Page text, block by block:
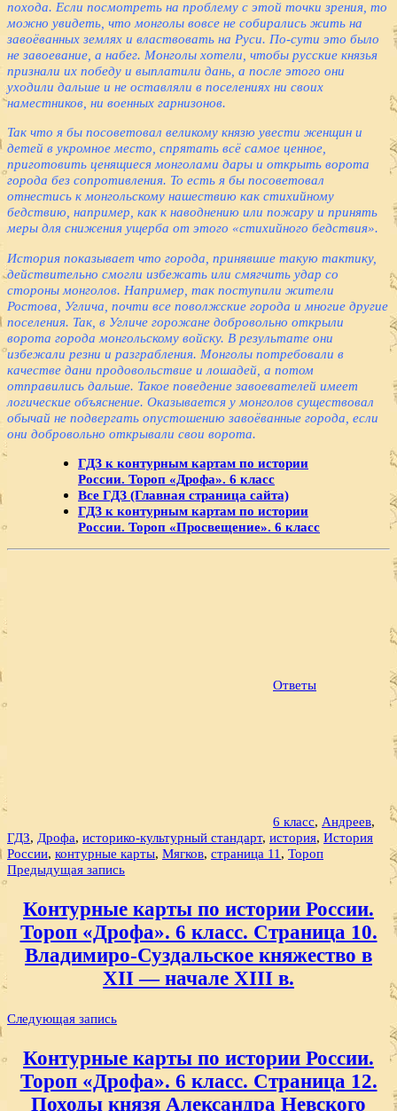
похода. Если посмотреть на проблему с этой точки зрения, то
можно увидеть, что монголы вовсе не собирались жить на
завоёванных землях и властвовать на Руси. По-сути это было
не завоевание, а набег. Монголы хотели, чтобы русские князья
признали их победу и выплатили дань, а после этого они
уходили дальше и не оставляли в поселениях ни своих
наместников, ни военных гарнизонов.
Так что я бы посоветовал великому князю увести женщин и
детей в укромное место, спрятать всё самое ценное,
приготовить ценящиеся монголами дары и открыть ворота
города без сопротивления. То есть я бы посоветовал
отнестись к монгольскому нашествию как стихийному
бедствию, например, как к наводнению или пожару и принять
меры для снижения ущерба от этого «стихийного бедствия».
История показывает что города, принявшие такую тактику,
действительно смогли избежать или смягчить удар со
стороны монголов. Например, так поступили жители
Ростова, Углича, почти все поволжские города и многие другие
поселения. Так, в Угличе горожане добровольно открыли
ворота города монгольскому войску. В результате они
избежали резни и разграбления. Монголы потребовали в
качестве дани продовольствие и лошадей, а потом
отправились дальше. Такое поведение завоевателей имеет
логические объяснение. Оказывается у монголов существовал
обычай не подвергать опустошению завоёванные города, если
они добровольно открывали свои ворота.
ГДЗ к контурным картам по истории
России. Тороп «Дрофа». 6 класс
Все ГДЗ (Главная страница сайта)
ГДЗ к контурным картам по истории
России. Тороп «Просвещение». 6 класс
Ответы
6 класс, Андреев,
ГДЗ, Дрофа, историко-культурный стандарт, история, История
России, контурные карты, Мягков, страница 11, Тороп
Навигация
записям
Предыдущая запись
Контурные карты по истории России.
Тороп «Дрофа». 6 класс. Страница 10.
Владимиро-Суздальское княжество в
XII — начале XIII в.
Следующая запись
Контурные карты по истории России.
Тороп «Дрофа». 6 класс. Страница 12.
Походы князя Александра Невского